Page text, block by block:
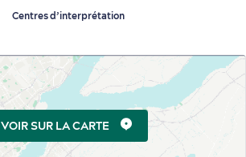
Centres d’interprétation
VOIR SUR LA CARTE